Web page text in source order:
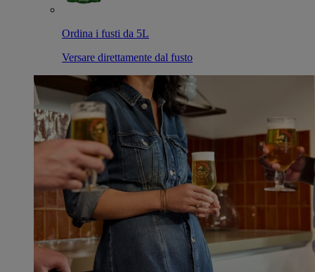
Ordina i fusti da 5L
Versare direttamente dal fusto